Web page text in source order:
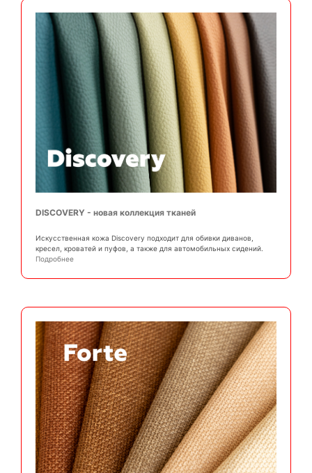
DISCOVERY - новая коллекция тканей
Искусственная кожа Discovery подходит для обивки диванов,
кресел, кроватей и пуфов, а также для автомобильных сидений.
Подробнее